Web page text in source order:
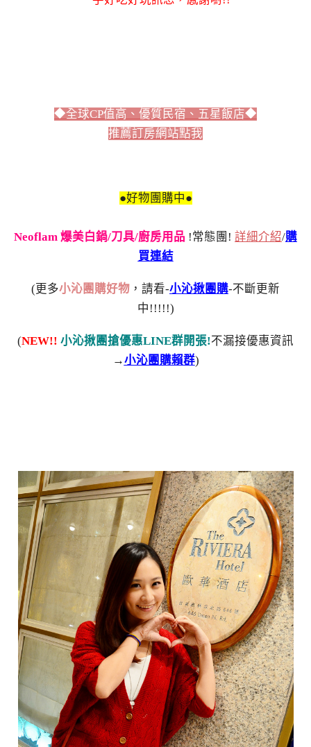
◆全球CP值高、優質民宿、五星飯店◆
推薦訂房網站點我
●好物團購中●
Neoflam 爆美白鍋/刀具/廚房用品 !常態團! 詳細介紹/購
買連結
(更多小沁團購好物 ，請看-小沁揪團購-不斷更新
中!!!!!)
(NEW!! 小沁揪團搶優惠LINE群開張!不漏接優惠資訊
→小沁團購賴群)